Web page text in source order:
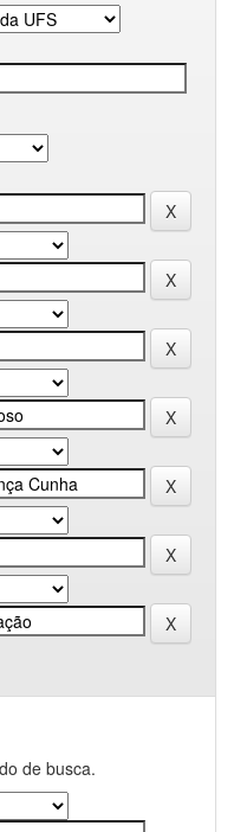
de busca.